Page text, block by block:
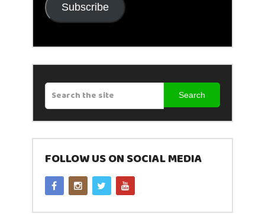
Subscribe
Search
FOLLOW US ON SOCIAL MEDIA